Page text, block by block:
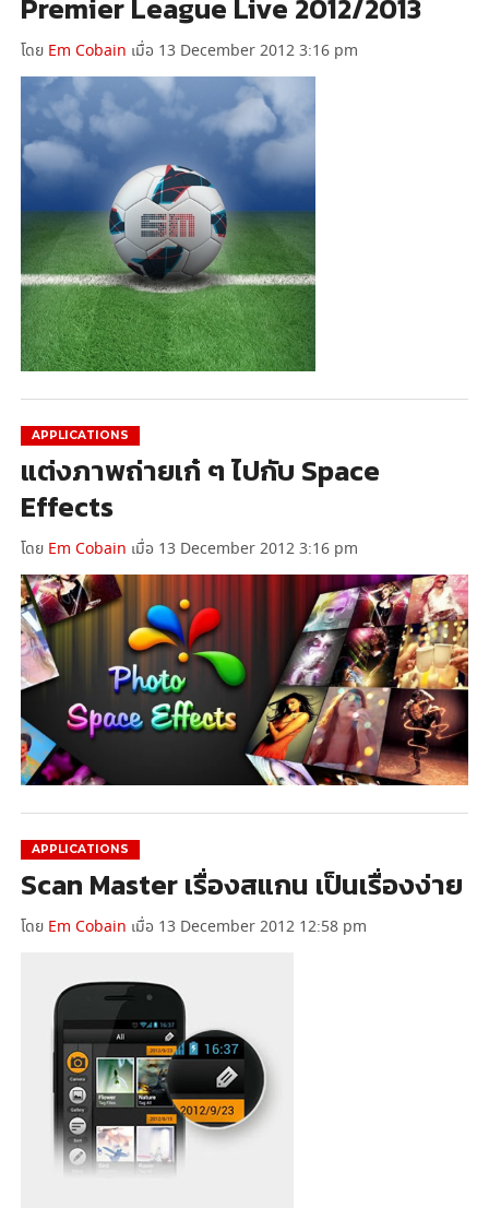
Premier League Live 2012/2013
โดย Em Cobain เมื่อ 13 December 2012 3:16 pm
APPLICATIONS
แต่งภาพถ่ายเก๋ ๆ ไปกับ Space
Effects
โดย Em Cobain เมื่อ 13 December 2012 3:16 pm
APPLICATIONS
Scan Master เรื่องสแกน เป็นเรื่องง่าย
โดย Em Cobain เมื่อ 13 December 2012 12:58 pm